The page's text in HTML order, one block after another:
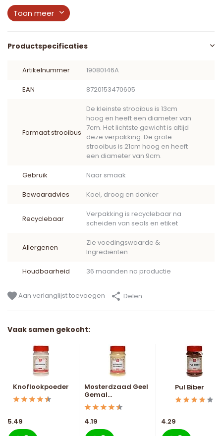
Toon meer
Productspecificaties
Artikelnummer 19080146A
EAN 8720153470605
Formaat strooibus
De kleinste strooibus is 13cm
hoog en heeft een diameter van
7cm. Het lichtste gewicht is altijd
deze verpakking. De grote
strooibus is 21cm hoog en heeft
een diameter van 9cm.
Gebruik Naar smaak
Bewaaradvies Koel, droog en donker
Recyclebaar
Verpakking is recyclebaar na
scheiden van seals en etiket
Allergenen
Zie voedingswaarde &
Ingrediënten
Houdbaarheid 36 maanden na productie
Aan verlanglijst toevoegen Delen
Vaak samen gekocht:
Knoflookpoeder
5.49
Mosterdzaad Geel
Gemal...
4.19
Pul Biber
4.29